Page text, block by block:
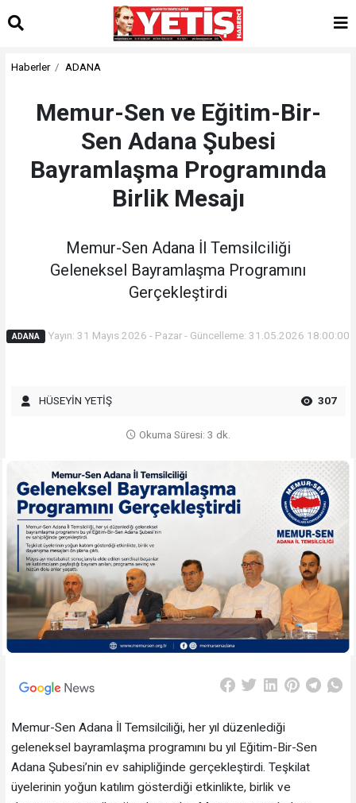
Haberler ADANA
Memur-Sen ve Eğitim-Bir-
Sen Adana Şubesi
Bayramlaşma Programında
Birlik Mesajı
Memur-Sen Adana İl Temsilciliği
Geleneksel Bayramlaşma Programını
Gerçekleştirdi
ADANA Yayın: 31 Mayıs 2026 - Pazar - Güncelleme: 31.05.2026 18:00:00
HÜSEYİN YETİŞ 307
Okuma Süresi: 3 dk.
Memur-Sen Adana İl Temsilciliği, her yıl düzenlediği
geleneksel bayramlaşma programını bu yıl Eğitim-Bir-Sen
Adana Şubesi’nin ev sahipliğinde gerçekleştirdi. Teşkilat
üyelerinin yoğun katılım gösterdiği etkinlikte, birlik ve